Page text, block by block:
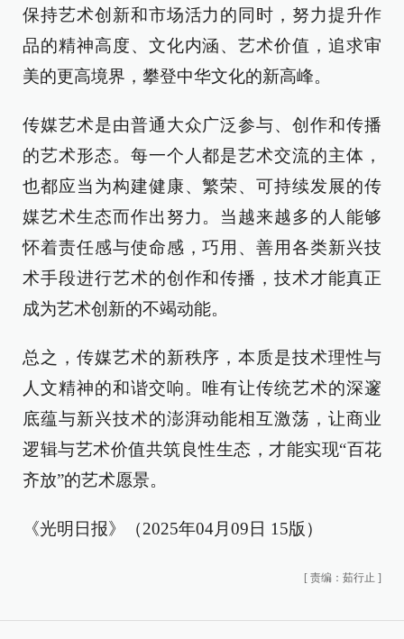
保持艺术创新和市场活力的同时，努力提升作
品的精神高度、文化内涵、艺术价值，追求审
美的更高境界，攀登中华文化的新高峰。
传媒艺术是由普通大众广泛参与、创作和传播
的艺术形态。每一个人都是艺术交流的主体，
也都应当为构建健康、繁荣、可持续发展的传
媒艺术生态而作出努力。当越来越多的人能够
怀着责任感与使命感，巧用、善用各类新兴技
术手段进行艺术的创作和传播，技术才能真正
成为艺术创新的不竭动能。
总之，传媒艺术的新秩序，本质是技术理性与
人文精神的和谐交响。唯有让传统艺术的深邃
底蕴与新兴技术的澎湃动能相互激荡，让商业
逻辑与艺术价值共筑良性生态，才能实现“百花
齐放”的艺术愿景。
《光明日报》（2025年04月09日 15版）
[ 责编：茹行止 ]